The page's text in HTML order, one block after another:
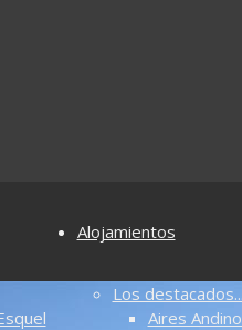
Alojamientos
Los destacados...
Aires